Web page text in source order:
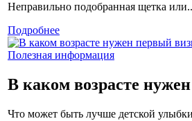
Неправильно подобранная щетка
Подробнее
Полезная информация
В каком возрасте
Что может быть лучше детской